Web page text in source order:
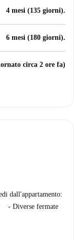
4 mesi (135 giorni).
6 mesi (180 giorni).
circa 2 ore fa)
dall'appartamento:
- Diverse fermate